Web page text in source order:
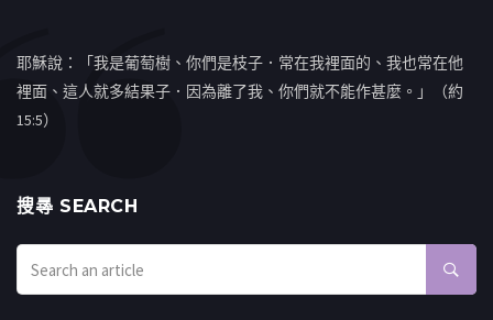
耶穌說：「我是葡萄樹、你們是枝子．常在我裡面的、我也常在他
裡面、這人就多結果子．因為離了我、你們就不能作甚麼。」（約
15:5）
搜㝷 SEARCH